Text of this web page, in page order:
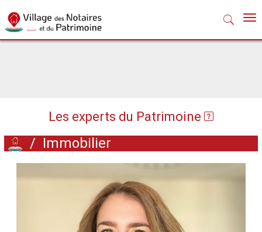
Les experts du Patrimoine
/ Immobilier